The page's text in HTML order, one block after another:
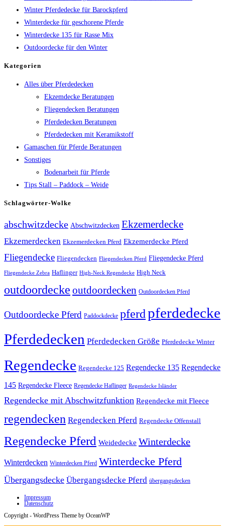
Winter Pferdedecke für Barockpferd
Winterdecke für geschorene Pferde
Winterdecke 135 für Rasse Mix
Outdoordecke für den Winter
Kategorien
Alles über Pferdedecken
Ekzemdecke Beratungen
Fliegendecken Beratungen
Pferdedecken Beratungen
Pferdedecken mit Keramikstoff
Gamaschen für Pferde Beratungen
Sonstiges
Bodenarbeit für Pferde
Tips Stall – Paddock – Weide
Schlagwörter-Wolke
abschwitzdecke Abschwitzdecken Ekzemerdecke
Ekzemerdecken Ekzemerdecken Pferd Ekzemerdecke Pferd
Fliegendecke Fliegendecken Fliegendecken Pferd Fliegendecke Pferd
Fliegendecke Zebra Haflinger High-Neck Regendecke High Neck
outdoordecke outdoordecken Outdoordecken Pferd
Outdoordecke Pferd Paddockdecke pferdpferdedecke
Pferdedecken Pferdedecken Größe Pferdedecke Winter
Regendecke Regendecke 125 Regendecke 135 Regendecke
145 Regendecke Fleece Regendecke Haflinger Regendecke Isländer
Regendecke mit Abschwitzfunktion Regendecke mit Fleece
regendecken Regendecken Pferd Regendecke Offenstall
Regendecke Pferd Weidedecke Winterdecke
Winterdecken Winterdecken Pferd Winterdecke Pferd
Übergangsdecke Übergangsdecke Pferd übergangsdecken
Impressum
Datenschutz
Copyright - WordPress Theme by OceanWP